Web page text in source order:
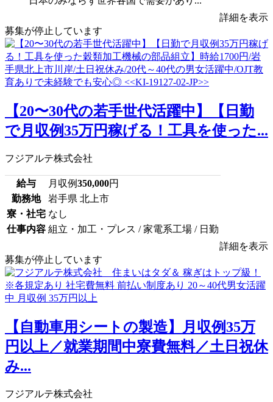
詳細を表示
募集が停止しています
【20〜30代の若手世代活躍中】【日勤
で月収例35万円稼げる！工具を使った...
フジアルテ株式会社
給与 月収例350,000円
勤務地
岩手県 北上市
寮・社宅 なし
仕事内容 組立・加工・プレス / 家電系工場 / 日勤
詳細を表示
募集が停止しています
【自動車用シートの製造】月収例35万
円以上／就業期間中寮費無料／土日祝休
み...
フジアルテ株式会社